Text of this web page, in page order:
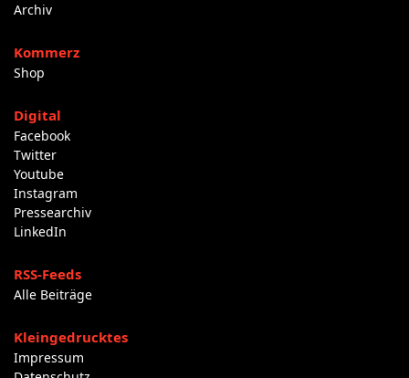
Archiv
Kommerz
Shop
Digital
Facebook
Twitter
Youtube
Instagram
Pressearchiv
LinkedIn
RSS-Feeds
Alle Beiträge
Kleingedrucktes
Impressum